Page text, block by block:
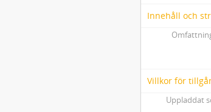
Innehåll och
Villkor för
Uppladdat